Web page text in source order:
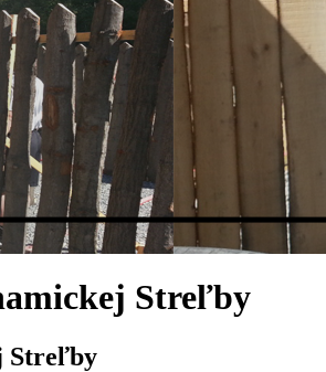
Streľby
Streľby